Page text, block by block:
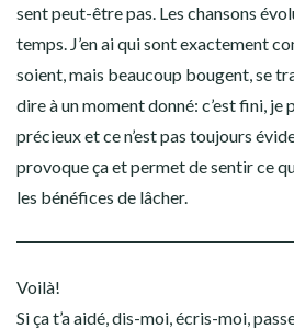
sent peut-être pas. Les chansons
temps. J’en ai qui sont exactement
soient, mais beaucoup bougent, se
dire à un moment donné: c’est fini, je
précieux et ce n’est pas toujours
provoque ça et permet de sentir ce
les bénéfices de lâcher.
Voilà!
Si ça t’a aidé, dis-moi, écris-moi ,